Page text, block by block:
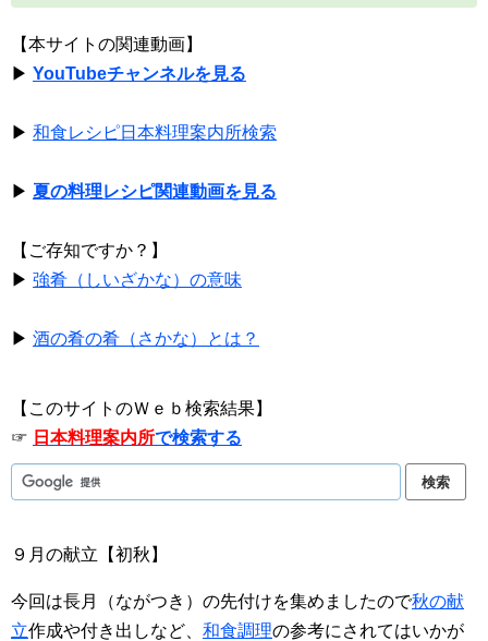
【本サイトの関連動画】
▶ YouTubeチャンネルを見る
▶ 和食レシピ日本料理案内所検索
▶ 夏の料理レシピ関連動画を見る
【ご存知ですか？】
▶ 強肴（しいざかな）の意味
▶ 酒の肴の肴（さかな）とは？
【このサイトのＷｅｂ検索結果】
☞ 日本料理案内所で検索する
９月の献立【初秋】
今回は長月（ながつき）の先付けを集めましたので秋の献
立作成や付き出しなど、 和食調理の参考にされてはいかが